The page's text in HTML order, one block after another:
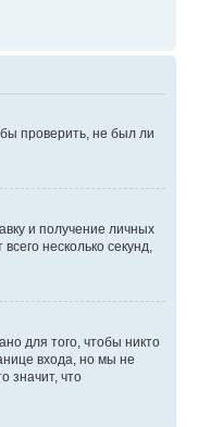
проверить, не был ли
и получение личных
несколько секунд,
для того, чтобы никто
входа, но мы не
значит, что